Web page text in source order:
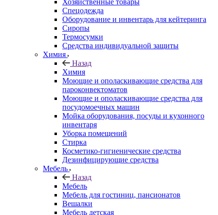
Хозяйственные товары
Спецодежда
Оборудование и инвентарь для кейтеринга
Сиропы
Термосумки
Средства индивидуальной защиты
Химия
Назад
Химия
Моющие и ополаскивающие средства для
пароконвектоматов
Моющие и ополаскивающие средства для
посудомоечных машин
Мойка оборудования, посуды и кухонного
инвентаря
Уборка помещений
Стирка
Косметико-гигиенические средства
Дезинфицирующие средства
Мебель
Назад
Мебель
Мебель для гостиниц, пансионатов
Вешалки
Мебель детская